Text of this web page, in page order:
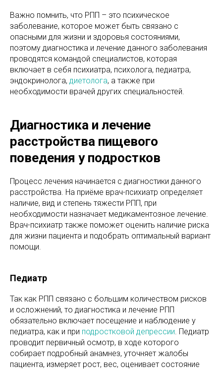
Важно помнить, что РПП – это психическое
заболевание, которое может быть связано с
опасными для жизни и здоровья состояниями,
поэтому диагностика и лечение данного заболевания
проводятся командой специалистов, которая
включает в себя психиатра, психолога, педиатра,
эндокринолога, диетолога, а также при
необходимости врачей других специальностей.
Диагностика и лечение
расстройства пищевого
поведения у подростков
Процесс лечения начинается с диагностики данного
расстройства. На приёме врач-психиатр определяет
наличие, вид и степень тяжести РПП, при
необходимости назначает медикаментозное лечение.
Врач-психиатр также поможет оценить наличие риска
для жизни пациента и подобрать оптимальный вариант
помощи.
Педиатр
Так как РПП связано с большим количеством рисков
и осложнений, то диагностика и лечение РПП
обязательно включает посещение и наблюдение у
педиатра, как и при подростковой депрессии. Педиатр
проводит первичный осмотр, в ходе которого
собирает подробный анамнез, уточняет жалобы
пациента, измеряет рост, вес, оценивает состояние